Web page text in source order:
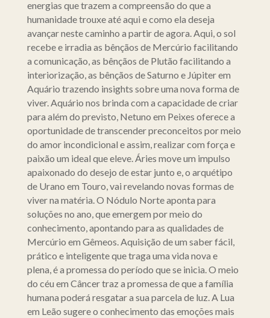
energias que trazem a compreensão do que a
humanidade trouxe até aqui e como ela deseja
avançar neste caminho a partir de agora. Aqui, o sol
recebe e irradia as bênçãos de Mercúrio facilitando
a comunicação, as bênçãos de Plutão facilitando a
interiorização, as bênçãos de Saturno e Júpiter em
Aquário trazendo insights sobre uma nova forma de
viver. Aquário nos brinda com a capacidade de criar
para além do previsto, Netuno em Peixes oferece a
oportunidade de transcender preconceitos por meio
do amor incondicional e assim, realizar com força e
paixão um ideal que eleve. Áries move um impulso
apaixonado do desejo de estar junto e, o arquétipo
de Urano em Touro, vai revelando novas formas de
viver na matéria. O Nódulo Norte aponta para
soluções no ano, que emergem por meio do
conhecimento, apontando para as qualidades de
Mercúrio em Gêmeos. Aquisição de um saber fácil,
prático e inteligente que traga uma vida nova e
plena, é a promessa do período que se inicia. O meio
do céu em Câncer traz a promessa de que a família
humana poderá resgatar a sua parcela de luz. A Lua
em Leão sugere o conhecimento das emoções mais